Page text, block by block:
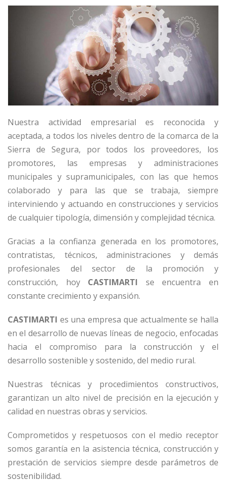
Nuestra actividad empresarial es reconocida y
aceptada, a todos los niveles dentro de la comarca de la
Sierra de Segura, por todos los proveedores, los
promotores, las empresas y administraciones
municipales y supramunicipales, con las que hemos
colaborado y para las que se trabaja, siempre
interviniendo y actuando en construcciones y servicios
de cualquier tipología, dimensión y complejidad técnica.
Gracias a la confianza generada en los promotores,
contratistas, técnicos, administraciones y demás
profesionales del sector de la promoción y
construcción, hoy CASTIMARTI se encuentra en
constante crecimiento y expansión.
CASTIMARTI es una empresa que actualmente se halla
en el desarrollo de nuevas líneas de negocio, enfocadas
hacia el compromiso para la construcción y el
desarrollo sostenible y sostenido, del medio rural.
Nuestras técnicas y procedimientos constructivos,
garantizan un alto nivel de precisión en la ejecución y
calidad en nuestras obras y servicios.
Comprometidos y respetuosos con el medio receptor
somos garantía en la asistencia técnica, construcción y
prestación de servicios siempre desde parámetros de
sostenibilidad.